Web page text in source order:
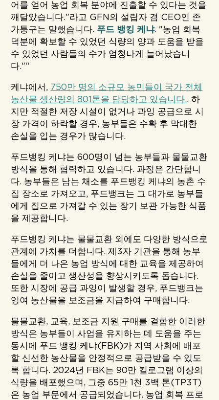
어를 얻어 농업 회복 분야에 진출할 수 있다는 것을
깨달았습니다."라고 GFN의 설립자 겸 CEO인 존
가퉁구는 말했습니다. 푸드 뱅킹 케냐. "농업 회복
덕분에 확보할 수 있었던 식량의 양과 도움을 받을
수 있었던 사람들의 수가 엄청나게 늘어났습니
다."“
케냐에서, 750만 명의 소규모 농민들이 국가 전체
농산물 생산량의 801톤을 담당하고 있습니다.. 하
지만 적절한 저장 시설이 없거나 과잉 공급으로 시
장 가격이 하락할 경우, 농부들은 수확 후 막대한
손실을 입는 경우가 많습니다.
푸드뱅킹 케냐는 600명이 넘는 농부들과 물물교환
방식을 통해 협력하고 있습니다. 과정은 간단합니
다. 농부들은 남는 채소를 푸드뱅킹 케냐의 농촌 수
집 장소로 가져오고, 푸드뱅크는 그 대가로 농부들
에게 집으로 가져갈 수 있는 장기 보관 가능한 식품
을 제공합니다.
푸드뱅킹 케냐는 물물교환 외에도 다양한 방식으로
관계에 가치를 더합니다. 제3자 기관을 통해 농부
들에게 더 나은 농업 방식에 대한 교육을 제공하여
손실을 줄이고 생산성을 향상시키도록 돕습니다.
또한 시장에 공급 과잉이 발생할 경우, 푸드뱅크는
잉여 농산물을 보조금을 지급하여 구매합니다.
물물교환, 교육, 보조금 지원 구매를 결합한 이러한
방식은 농부들이 사업을 유지하는 데 도움을 주는
동시에 푸드 뱅킹 케냐(FBK)가 지역 사회에 배포
할 신선한 농산물을 안정적으로 공급받을 수 있도
록 합니다. 2024년 FBK는 90만 킬로그램 이상의
식량을 배포했으며, 그중 65만 1천 3백 톤(TP3T)
은 농업 부문에서 공급되었습니다. 농업 회복 프로